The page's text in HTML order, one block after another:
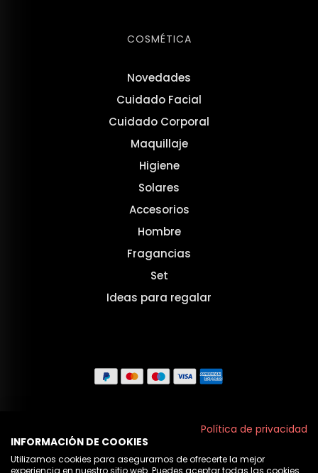
COSMÉTICA
Novedades
Cuidado Facial
Cuidado Corporal
Maquillaje
Higiene
Solares
Accesorios
Hombre
Fragancias
Set
Ideas para regalar
Política de privacidad
INFORMACIÓN DE COOKIES
Utilizamos cookies para asegurarnos de ofrecerte la mejor
experiencia en nuestro sitio web. Puedes aceptar todas las cookies